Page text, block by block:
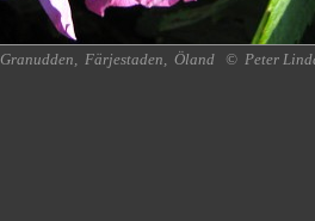
Granudden, Färjestaden, Öland © Peter